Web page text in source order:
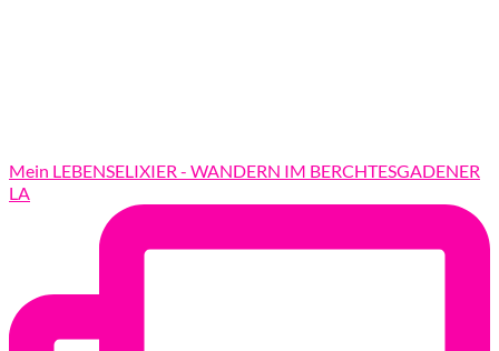
Mein LEBENSELIXIER - WANDERN IM BERCHTESGADENER
LA